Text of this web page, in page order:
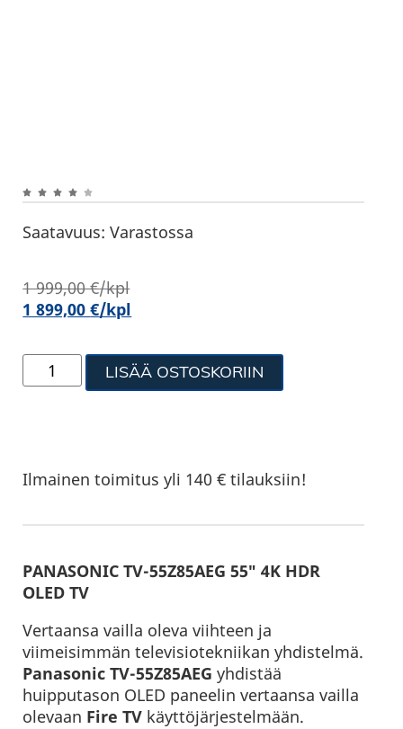
Saatavuus: Varastossa
1 999,00€/kpl
1 899,00€/kpl
LISÄÄ OSTOSKORIIN
Ilmainen toimitus yli 140 € tilauksiin!
PANASONIC TV-55Z85AEG 55″ 4K HDR
OLED TV
Vertaansa vailla oleva viihteen ja
viimeisimmän televisiotekniikan yhdistelmä.
PanasonicTV-55Z85AEG yhdistää
huipputason OLED paneelin vertaansa vailla
olevaan Fire TV käyttöjärjestelmään.